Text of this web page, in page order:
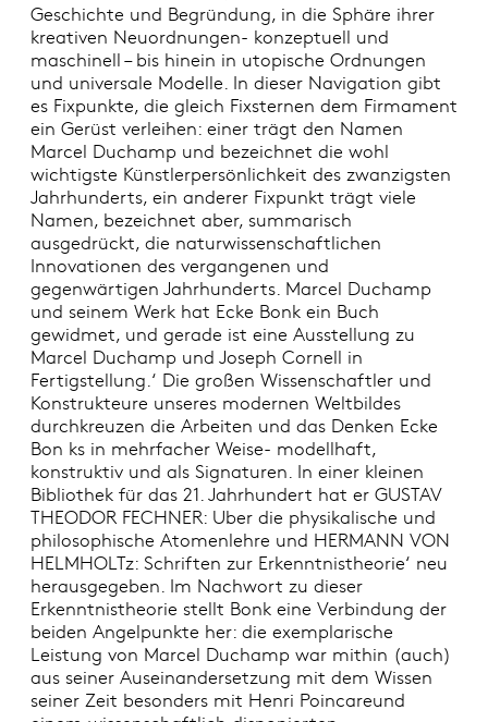
Geschichte und Begründung, in die Sphäre ihrer
kreativen Neuordnungen- konzeptuell und
maschinell – bis hinein in utopische Ordnungen
und universale Modelle. In dieser Navigation gibt
es Fixpunkte, die gleich Fixsternen dem Firmament
ein Gerüst verleihen: einer trägt den Namen
Marcel Duchamp und bezeichnet die wohl
wichtigste Künstlerpersönlichkeit des zwanzigsten
Jahrhunderts, ein anderer Fixpunkt trägt viele
Namen, bezeichnet aber, summarisch
ausgedrückt, die naturwissenschaftlichen
Innovationen des vergangenen und
gegenwärtigen Jahrhunderts. Marcel Duchamp
und seinem Werk hat Ecke Bonk ein Buch
gewidmet, und gerade ist eine Ausstellung zu
Marcel Duchamp und Joseph Cornell in
Fertigstellung.‘ Die großen Wissenschaftler und
Konstrukteure unseres modernen Weltbildes
durchkreuzen die Arbeiten und das Denken Ecke
Bon ks in mehrfacher Weise- modellhaft,
konstruktiv und als Signaturen. In einer kleinen
Bibliothek für das 21. Jahrhundert hat er GUSTAV
THEODOR FECHNER: Uber die physikalische und
philosophische Atomenlehre und HERMANN VON
HELMHOLTz: Schriften zur Erkenntnistheorie‘ neu
herausgegeben. Im Nachwort zu dieser
Erkenntnistheorie stellt Bonk eine Verbindung der
beiden Angelpunkte her: die exemplarische
Leistung von Marcel Duchamp war mithin (auch)
aus seiner Auseinandersetzung mit dem Wissen
seiner Zeit besonders mit Henri Poincareund